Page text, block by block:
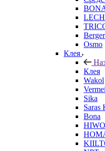
Berger
Osmo
Клея
Клея
Wakol
Sika
Saras
Bona